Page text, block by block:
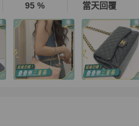
95 % 當天回覆